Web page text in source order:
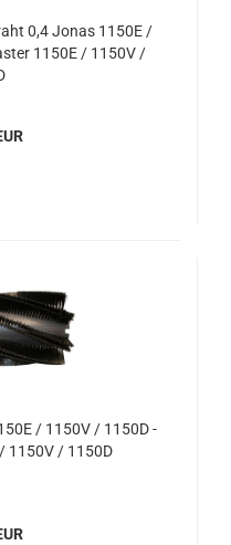
0,4 Jonas 1150E /
1150E / 1150V /
/ 1150V / 1150D -
1150V / 1150D